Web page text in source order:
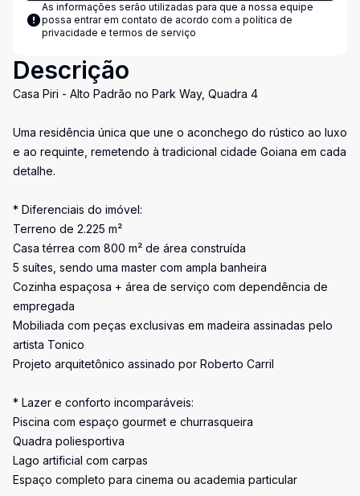
As informações serão utilizadas para que a nossa equipe
possa entrar em contato de acordo com a política de
privacidade e termos de serviço
Descrição
Casa Piri - Alto Padrão no Park Way, Quadra 4
Uma residência única que une o aconchego do rústico ao luxo
e ao requinte, remetendo à tradicional cidade Goiana em cada
detalhe.
* Diferenciais do imóvel:
Terreno de 2.225 m²
Casa térrea com 800 m² de área construída
5 suítes, sendo uma master com ampla banheira
Cozinha espaçosa + área de serviço com dependência de
empregada
Mobiliada com peças exclusivas em madeira assinadas pelo
artista Tonico
Projeto arquitetônico assinado por Roberto Carril
* Lazer e conforto incomparáveis:
Piscina com espaço gourmet e churrasqueira
Quadra poliesportiva
Lago artificial com carpas
Espaço completo para cinema ou academia particular